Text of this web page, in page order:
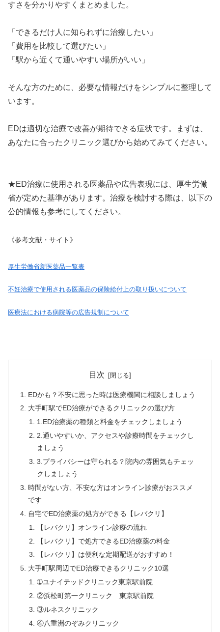
すさを分かりやすくまとめました。
「できるだけ人に知られずに治療したい」
「費用を比較して選びたい」
「駅から近くて通いやすい場所がいい」
そんな方のために、必要な情報だけをシンプルに整理して
います。
EDは適切な治療で改善が期待できる症状です。まずは、
あなたに合ったクリニック選びから始めてみてください。
★ED治療に使用される医薬品や広告表現には、厚生労働
省が定めた基準があります。治療を検討する際は、以下の
公的情報も参考にしてください。
《参考文献・サイト》
厚生労働省新医薬品一覧表
不妊治療で使用される医薬品の保険給付上の取り扱いについて
医療法における病院等の広告規制について
目次
EDかも？不安に思った時は医療機関に相談しましょう
大手町駅でED治療ができるクリニックの選び方
1.ED治療薬の種類と料金をチェックしましょう
2.通いやすいか、アクセスや診療時間をチェックし
ましょう
3.プライバシーは守られる？院内の雰囲気もチェッ
クしましょう
時間がない方、不安な方はオンライン診療がおススメ
です
自宅でED治療薬の処方ができる【レバクリ】
【レバクリ】オンライン診療の流れ
【レバクリ】で処方できるED治療薬の料金
【レバクリ】は便利な定期配送がおすすめ！
大手町駅周辺でED治療できるクリニック10選
➀ユナイテッドクリニック東京駅前院
②浜松町第一クリニック 東京駅前院
③ルネスクリニック
④八重洲のぞみクリニック